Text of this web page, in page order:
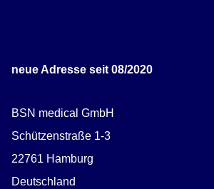
neue Adresse seit 08/2020
BSN medical GmbH
Schützenstraße 1-3
22761 Hamburg
Deutschland